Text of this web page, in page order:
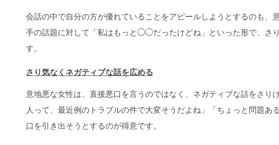
会話の中で自分の方が優れていることをアピールしようとするのも、
手の話題に対して「私はもっと◯◯だったけどね」といった形で、さ
す。
さり気なくネガティブな話を広める
意地悪な女性は、直接悪口を言うのではなく、ネガティブな話をさり
人って、最近例のトラブルの件で大変そうだよね」「ちょっと問題あ
口を引き出そうとするのが得意です。